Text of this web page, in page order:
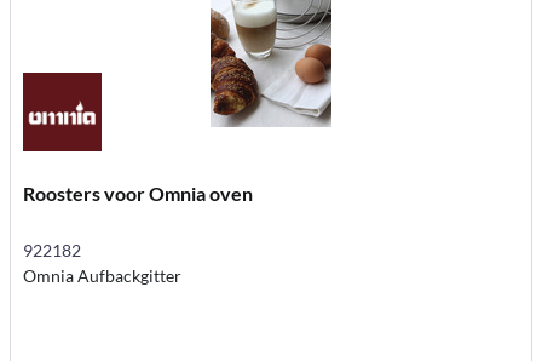
Roosters voor Omnia oven
922182
Omnia Aufbackgitter